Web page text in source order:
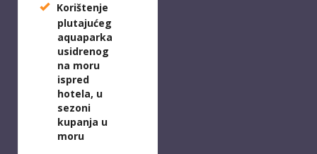
Korištenje
plutajućeg
aquaparka
usidrenog
na moru
ispred
hotela, u
sezoni
kupanja u
moru